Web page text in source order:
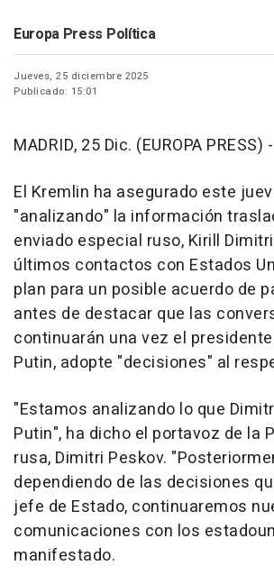
Europa Press Política
Jueves, 25 diciembre 2025
Publicado: 15:01
MADRID, 25 Dic. (EUROPA PRESS) -
El Kremlin ha asegurado este
"analizando" la información
enviado especial ruso, Kirill
últimos contactos con Estados
plan para un posible acuerdo de
antes de destacar que las
continuarán una vez el
Putin, adopte "decisiones" al
"Estamos analizando lo que
Putin", ha dicho el portavoz de la
rusa, Dimitri Peskov.
dependiendo de las decisiones
jefe de Estado, continuaremos
comunicaciones con los
manifestado.